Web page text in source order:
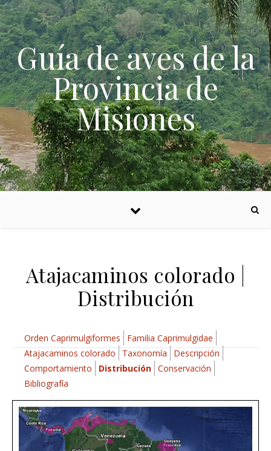
Skip to content
Guía de aves de la
Provincia de
Misiones
Atajacaminos colorado |
Distribución
Orden Caprimulgiformes
Familia Caprimulgidae
Atajacaminos colorado
Taxonomía
Descripción
Comportamiento
Distribución Conservación
Bibliografía